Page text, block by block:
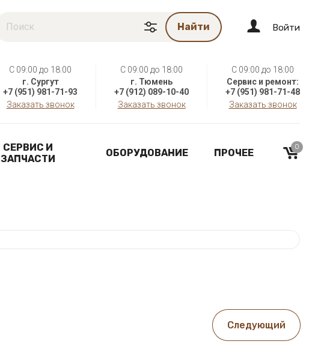
Найти Войти
C 09:00 до 18:00
г. Сургут
+7 (951) 981-71-93
Заказать звонок
C 09:00 до 18:00
г. Тюмень
+7 (912) 089-10-40
Заказать звонок
C 09:00 до 18:00
Сервис и ремонт:
+7 (951) 981-71-48
Заказать звонок
СЕРВИС И
ЗАПЧАСТИ
ОБОРУДОВАНИЕ ПРОЧЕЕ
0
Следующий